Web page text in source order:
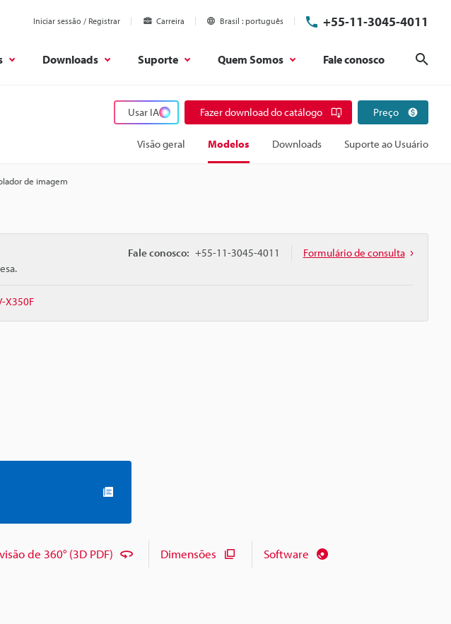
Iniciar sessão / Registrar Carreira Brasil português +55-11-3045-4011
Downloads Suporte Quem Somos Fale conosco
Usar IA Fazer download do catálogo Preço
Visão geral Modelos Downloads Suporte ao Usuário
de imagem
X350F
Fale conosco: +55-11-3045-4011 Formulário de consulta
visão de 360° (3D PDF) Dimensões Software